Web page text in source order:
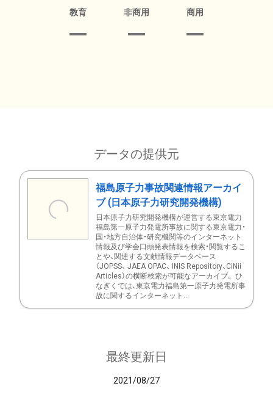
教育 非商用 商用
データの提供元
福島原子力事故関連情報アーカイ
ブ (日本原子力研究開発機構)
日本原子力研究開発機構が運営する東京電力
福島第一原子力発電所事故に関する東京電力・
国・地方自治体・研究機関等のインターネット
情報及び学会口頭発表情報を検索・閲覧するこ
とや、関連する文献情報データベース
（JOPSS、 JAEA OPAC、 INIS Repository、CiNii
Articles）の横断検索が可能なアーカイブ。 ひ
なぎくでは、東京電力福島第一原子力発電所事
故に関するインターネット...
最終更新日
2021/08/27